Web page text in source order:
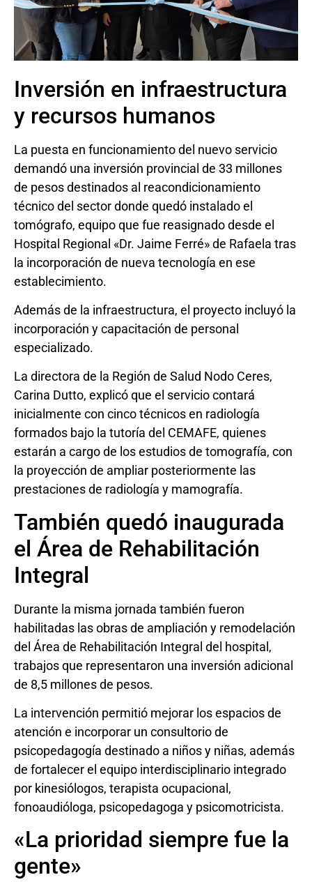
Inversión en infraestructura
y recursos humanos
La puesta en funcionamiento del nuevo servicio
demandó una inversión provincial de 33 millones
de pesos destinados al reacondicionamiento
técnico del sector donde quedó instalado el
tomógrafo, equipo que fue reasignado desde el
Hospital Regional «Dr. Jaime Ferré» de Rafaela tras
la incorporación de nueva tecnología en ese
establecimiento.
Además de la infraestructura, el proyecto incluyó la
incorporación y capacitación de personal
especializado.
La directora de la Región de Salud Nodo Ceres,
Carina Dutto, explicó que el servicio contará
inicialmente con cinco técnicos en radiología
formados bajo la tutoría del CEMAFE, quienes
estarán a cargo de los estudios de tomografía, con
la proyección de ampliar posteriormente las
prestaciones de radiología y mamografía.
También quedó inaugurada
el Área de Rehabilitación
Integral
Durante la misma jornada también fueron
habilitadas las obras de ampliación y remodelación
del Área de Rehabilitación Integral del hospital,
trabajos que representaron una inversión adicional
de 8,5 millones de pesos.
La intervención permitió mejorar los espacios de
atención e incorporar un consultorio de
psicopedagogía destinado a niños y niñas, además
de fortalecer el equipo interdisciplinario integrado
por kinesiólogos, terapista ocupacional,
fonoaudióloga, psicopedagoga y psicomotricista.
«La prioridad siempre fue la
gente»